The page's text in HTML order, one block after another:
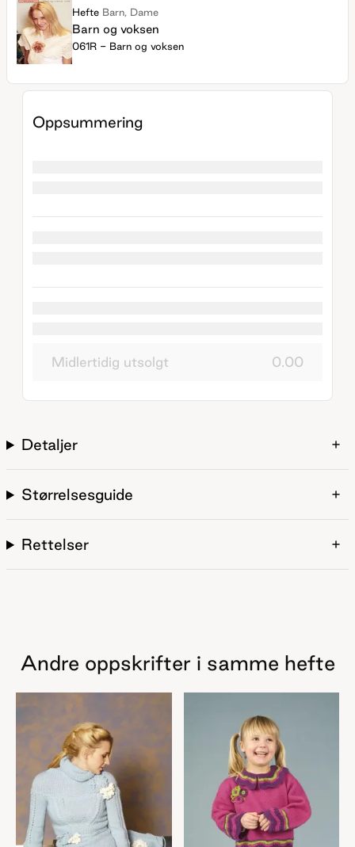
Hefte Barn, Dame
Barn og voksen
061R - Barn og voksen
Oppsummering
Midlertidig utsolgt 0.00
Detaljer
Størrelsesguide
Rettelser
Andre oppskrifter i samme hefte